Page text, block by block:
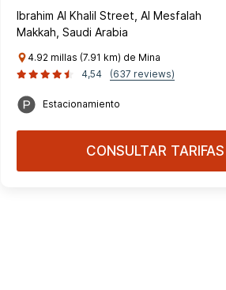
Ibrahim Al Khalil Street, Al Mesfalah
Makkah, Saudi Arabia
4.92 millas (7.91 km) de Mina
4,54
(637 reviews)
Estacionamiento
CONSULTAR TARIFAS